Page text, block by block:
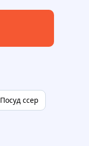
Посуд ссер